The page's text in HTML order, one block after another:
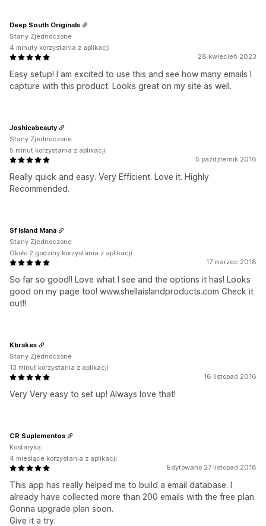
28 kwiecień 2023
Easy setup! I am excited to use this and see how many emails I
capture with this product. Looks great on my site as well.
Deep South Originals
Stany Zjednoczone
4 minuty korzystania z aplikacji
5 październik 2016
Really quick and easy. Very Efficient. Love it. Highly
Recommended.
Joshicabeauty
Stany Zjednoczone
5 minut korzystania z aplikacji
17 marzec 2018
So far so good!! Love what I see and the options it has! Looks
good on my page too! www.shellaislandproducts.com Check it
out!!
Sf Island Mana
Stany Zjednoczone
Około 2 godziny korzystania z aplikacji
16 listopad 2016
Very Very easy to set up! Always love that!
Kbrakes
Stany Zjednoczone
13 minut korzystania z aplikacji
Edytowano 27 listopad 2018
This app has really helped me to build a email database. I
already have collected more than 200 emails with the free plan.
Gonna upgrade plan soon.
Give it a try.
CR Suplementos
Kostaryka
4 miesiące korzystania z aplikacji